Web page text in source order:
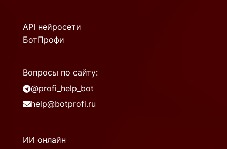
API нейросети
БотПрофи
Вопросы по сайту:
@profi_help_bot
help@botprofi.ru
ИИ онлайн